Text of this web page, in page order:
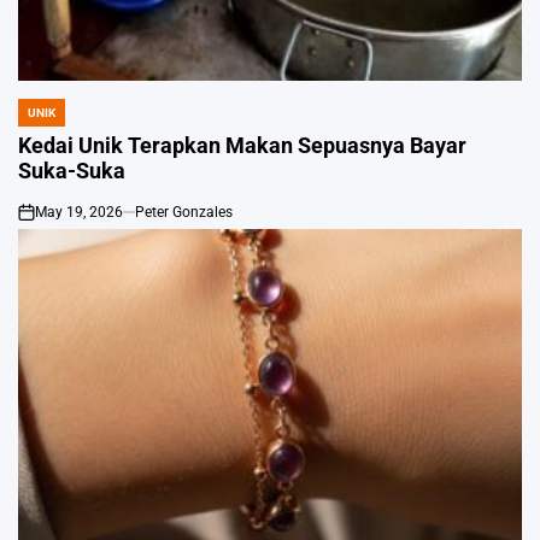
POSTED
IN
UNIK
Kedai Unik Terapkan Makan Sepuasnya Bayar
Suka-Suka
on
May 19, 2026 Peter Gonzales